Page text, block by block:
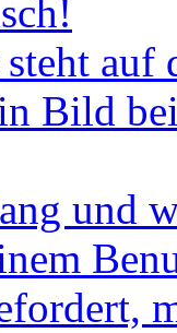
Bild
und